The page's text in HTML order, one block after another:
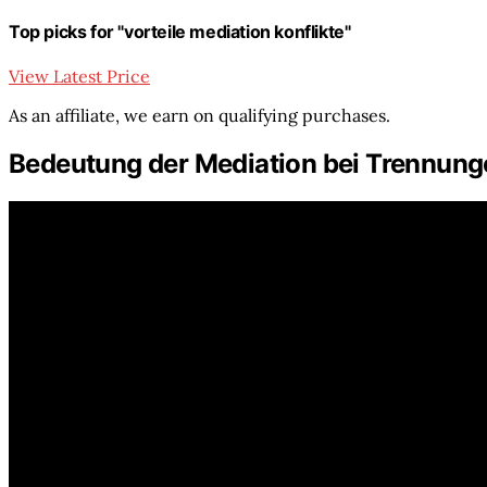
Top picks for "vorteile mediation konflikte"
View Latest Price
As an affiliate, we earn on qualifying purchases.
Bedeutung der Mediation bei